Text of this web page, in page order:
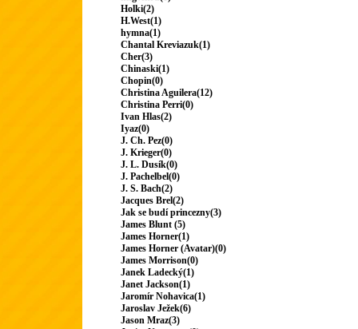
Holki(2)
H.West(1)
hymna(1)
Chantal Kreviazuk(1)
Cher(3)
Chinaski(1)
Chopin(0)
Christina Aguilera(12)
Christina Perri(0)
Ivan Hlas(2)
Iyaz(0)
J. Ch. Pez(0)
J. Krieger(0)
J. L. Dusík(0)
J. Pachelbel(0)
J. S. Bach(2)
Jacques Brel(2)
Jak se budí princezny(3)
James Blunt (5)
James Horner(1)
James Horner (Avatar)(0)
James Morrison(0)
Janek Ladecký(1)
Janet Jackson(1)
Jaromír Nohavica(1)
Jaroslav Ježek(6)
Jason Mraz(3)